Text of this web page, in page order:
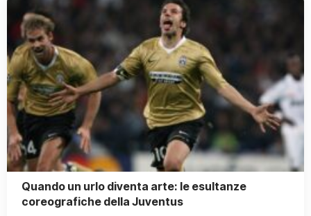
Quando un urlo diventa arte: le esultanze
coreografiche della Juventus